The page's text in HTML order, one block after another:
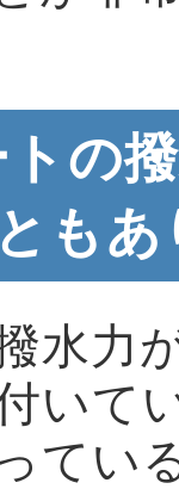
の
もあ
水力
いて
てい